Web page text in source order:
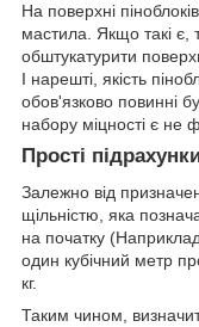
На поверхні
мастила. Якщо такі є,
обштукатурити
І нарешті, якість
обов'язково повинні
набору міцності є не
Прості
Залежно від
щільністю, яка
на початку
один кубічний метр
кг.
Таким чином,